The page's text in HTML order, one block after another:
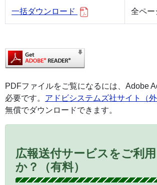
一括ダウンロード 全ペー
PDFファイルをご覧になるには、Adobe
必要です。 アドビシステムズ社サイト（外
無償でダウンロードできます。
広報送付サービスをご利
か？（有料）